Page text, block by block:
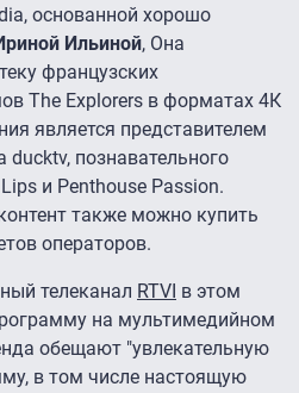
основанной хорошо
Ильиной, Она
французских
The Explorers в форматах 4К
является представителем
познавательного
и Penthouse Passion.
также можно купить
операторов.
телеканал RTVI в этом
на мультимедийном
обещают "увлекательную
в том числе настоящую